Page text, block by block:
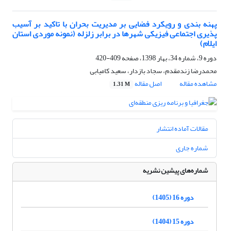
پهنه بندی و رویکرد فضایی بر مدیریت بحران با تاکید بر آسیب
پذیری اجتماعی فیزیکی شهرها در برابر زلزله (نمونه موردی استان
ایلام)
دوره 9، شماره 34، بهار 1398، صفحه
409-420
محمدرضا زندمقدم، سجاد بازدار، سعید کامیابی
مشاهده مقاله
اصل مقاله 1.31 M
مقالات آماده انتشار
شماره جاری
شماره‌های پیشین نشریه
دوره 16 (1405)
دوره 15 (1404)